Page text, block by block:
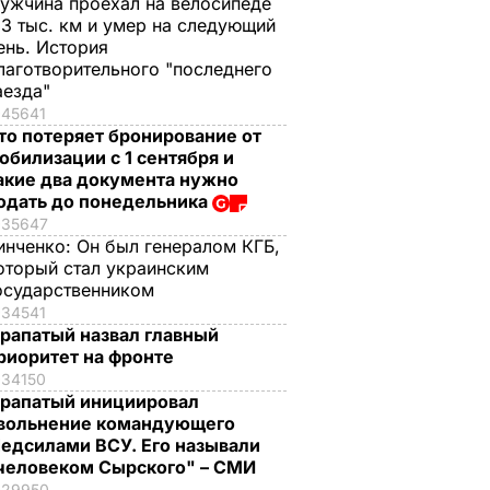
тыс. км и умер на следующий
История
"последнего
45641
потеряет бронирование от
с 1 сентября и
два документа нужно
до понедельника
35647
Он был генералом КГБ,
стал украинским
34541
назвал главный
на фронте
34150
инициировал
командующего
ВСУ. Его называли
Сырского" – СМИ